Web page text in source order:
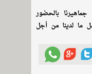
بالحضور
ما لدينا من أجل